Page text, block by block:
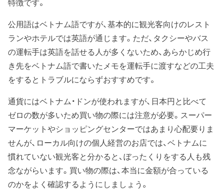
特徴です。
公用語はベトナム語ですが、基本的に観光客向けのレスト
ランやホテルでは英語が通じます。ただ、タクシーやバス
の運転手は英語を話せる人が多くないため、あらかじめ行
き先をベトナム語で書いたメモを運転手に渡すなどの工夫
をするとトラブルにならずおすすめです。
通貨にはベトナム・ドンが使われますが、日本円と比べて
ゼロの数が多いため買い物の際には注意が必要。スーパー
マーケットやショッピングセンターではあまり心配要りま
せんが、ローカル向けの個人経営のお店では、ベトナムに
慣れていない観光客と分かると、ぼったくりをする人も残
念ながらいます。買い物の際は、本当に金額が合っている
のかをよく確認するようにしましょう。